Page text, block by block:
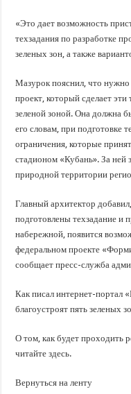
«Это дает возможность
техзадания по разработке
зеленых зон, а также
Мазурок пояснил, что
проект, который сделает
зеленой зоной. Она должна
его словам, при подготовке
ограничения, которые
стадионом «Кубань». За ней
природной территории
Главный архитектор
подготовлены техзадание и
набережной, появится
федеральном проекте
сообщает пресс-служба
Как писал интернет-портал
благоустроят пять зеленых
О том, как будет проходить
читайте здесь.
Вернуться на ленту